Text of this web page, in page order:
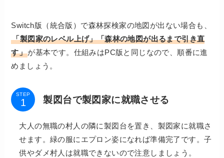
Switch版（統合版）で森林探検家の地図が出ない場合も、
「製図家のレベル上げ」「森林の地図が出るまで引き直
す」が基本です。仕組みはPC版と同じなので、順番に進
めましょう。
STEP
製図台で製図家に就職させる
大人の無職の村人の隣に製図台を置き、製図家に就職さ
せます。緑の服にエプロン姿になれば準備完了です。子
供やダメ村人は就職できないので注意しましょう。